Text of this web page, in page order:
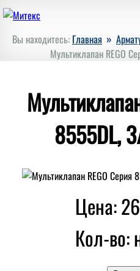
Вы находитесь: Главная »
Мультиклапан REGO
8555DL,
Цена:
Кол-во: